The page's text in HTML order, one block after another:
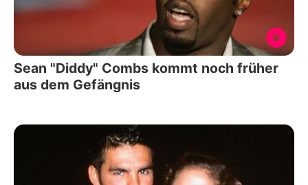
Sean "Diddy" Combs kommt noch früher
aus dem Gefängnis